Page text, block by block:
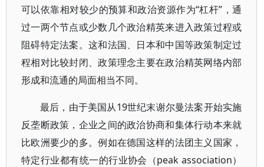
可以依靠相对较少的预算和政治资源作为“杠杆”，通
过一两个节点或少数几个政治精英来进入政策过程或
阻碍特定法案。这和法国、日本和中国等政策制定过
程相对比较封闭、政策理念主要在政治精英网络内部
形成和流通的局面相当不同。
最后，由于美国从19世纪末谢尔曼法案开始实施
反垄断政策，企业之间的政治协商和集体行动本来就
比欧洲要少的多。例如在德国这样的法团主义国家，
特定行业都有统一的行业协会（peak association）